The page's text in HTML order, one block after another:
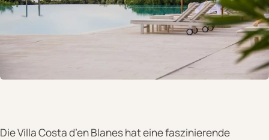
Die Villa Costa d’en Blanes hat eine faszinierende